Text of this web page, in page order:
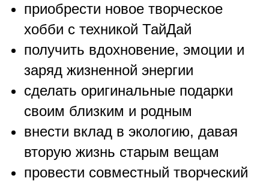
приобрести новое творческое
хобби с техникой ТайДай
получить вдохновение, эмоции и
заряд жизненной энергии
сделать оригинальные подарки
своим близким и родным
внести вклад в экологию, давая
вторую жизнь старым вещам
провести совместный творческий